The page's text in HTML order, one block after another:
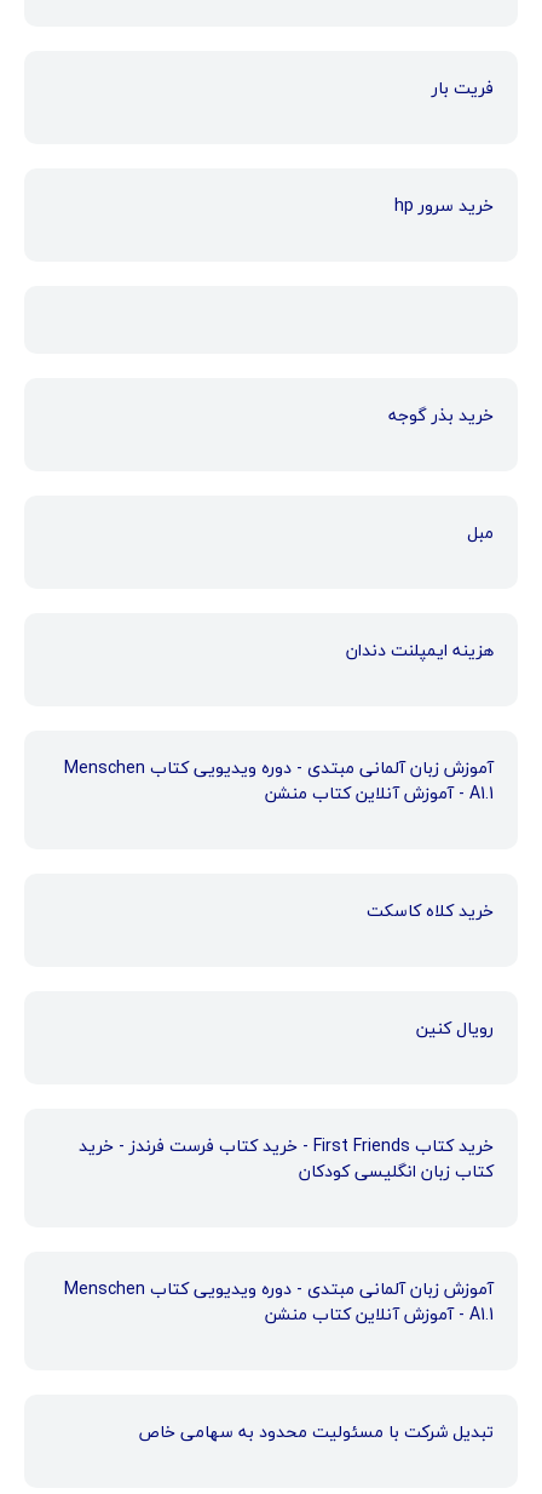
فریت بار
خرید سرور hp
خرید بذر گوجه
مبل
هزینه ایمپلنت دندان
آموزش زبان آلمانی مبتدی - دوره ویدیویی کتاب Menschen
A1.1 - آموزش آنلاین کتاب منشن
خرید کلاه کاسکت
رویال کنین
خرید کتاب First Friends - خرید کتاب فرست فرندز - خرید
کتاب زبان انگلیسی کودکان
آموزش زبان آلمانی مبتدی - دوره ویدیویی کتاب Menschen
A1.1 - آموزش آنلاین کتاب منشن
تبدیل شرکت با مسئولیت محدود به سهامی خاص